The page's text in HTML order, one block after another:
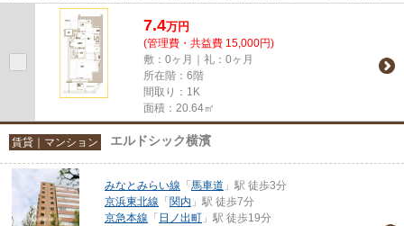
み置き場などが揃っており、と...
7.4万円
(管理費・共益費 15,000円)
敷：0ヶ月｜礼：0ヶ月
所在階：6階
間取り：1K
面積：20.64㎡
賃貸｜マンション エルドシック横濱
みなとみらい線 「 馬車道 」駅 徒歩3分
京浜東北線 「 関内 」駅 徒歩7分
京急本線 「 日ノ出町 」駅 徒歩19分